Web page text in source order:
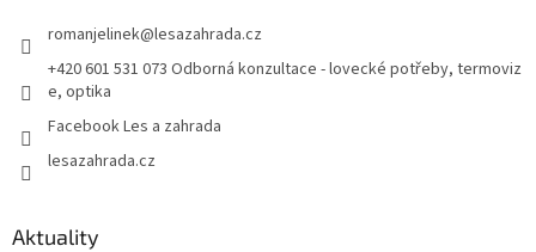
romanjelinek@lesazahrada.cz
+420 601 531 073 Odborná konzultace - lovecké potřeby, termoviz
e, optika
Facebook Les a zahrada
lesazahrada.cz
Aktuality